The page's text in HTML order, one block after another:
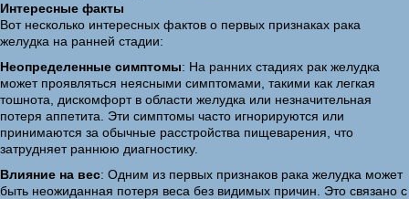
Интересные факты
Вот несколько интересных фактов о первых признаках рака
желудка на ранней стадии:
Неопределенные симптомы: На ранних стадиях рак желудка
может проявляться неясными симптомами, такими как легкая
тошнота, дискомфорт в области желудка или незначительная
потеря аппетита. Эти симптомы часто игнорируются или
принимаются за обычные расстройства пищеварения, что
затрудняет раннюю диагностику.
Влияние на вес: Одним из первых признаков рака желудка может
быть неожиданная потеря веса без видимых причин. Это связано с